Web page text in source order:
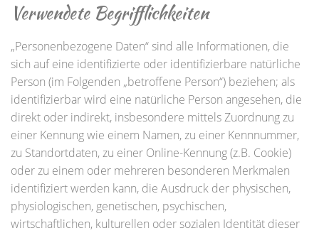
Verwendete Begrifflichkeiten
„Personenbezogene Daten“ sind alle Informationen, die
sich auf eine identifizierte oder identifizierbare natürliche
Person (im Folgenden „betroffene Person“) beziehen; als
identifizierbar wird eine natürliche Person angesehen, die
direkt oder indirekt, insbesondere mittels Zuordnung zu
einer Kennung wie einem Namen, zu einer Kennnummer,
zu Standortdaten, zu einer Online-Kennung (z.B. Cookie)
oder zu einem oder mehreren besonderen Merkmalen
identifiziert werden kann, die Ausdruck der physischen,
physiologischen, genetischen, psychischen,
wirtschaftlichen, kulturellen oder sozialen Identität dieser